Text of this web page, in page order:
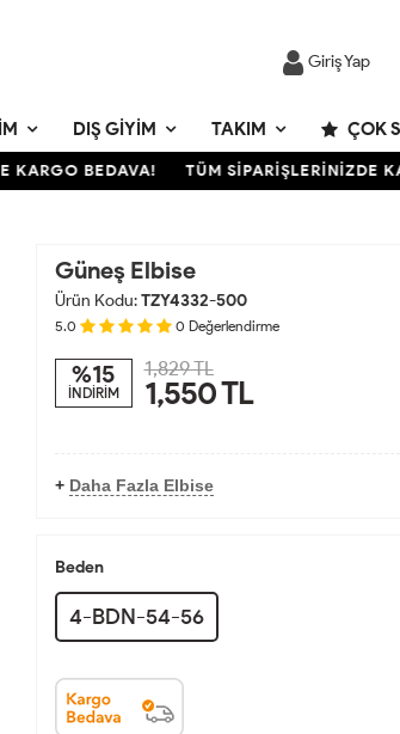
Giriş Yap
DIŞ GIYIM TAKIM ÇOK
BEDAVA! TÜM SİPARİŞLERİNİZDE
Güneş Elbise
Ürün Kodu:TZY4332-500
5.0 0 Değerlendirme
%15
İNDİRİM
1,829 TL
1,550TL
+ Daha Fazla Elbise
Beden
4-BDN-54-56